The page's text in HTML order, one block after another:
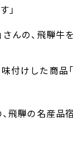
」
んの、飛騨牛
付けした商品
飛騨の名産品